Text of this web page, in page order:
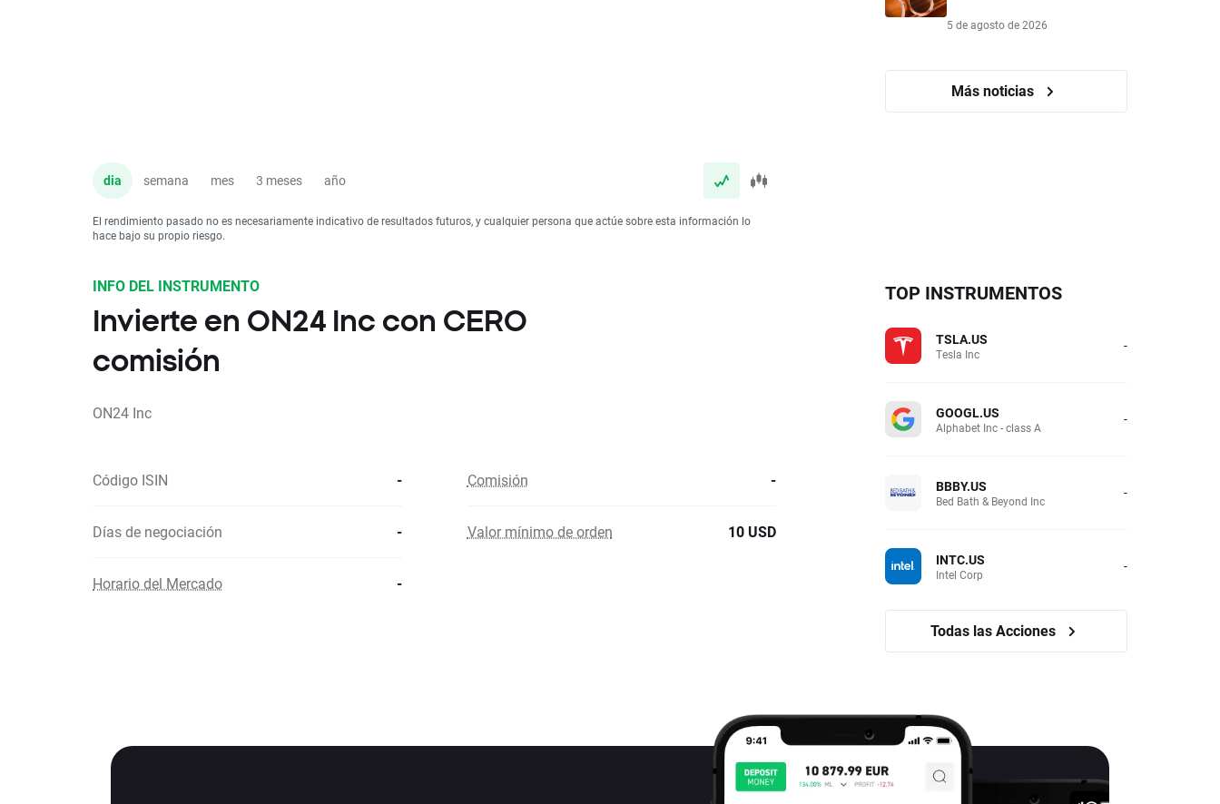
dia semana mes 3 meses año
El rendimiento pasado no es necesariamente indicativo de resultados futuros, y cualquier persona que actúe sobre esta información lo
hace bajo su propio riesgo.
5 de agosto de 2026
Más noticias
INFO DEL INSTRUMENTO
Invierte en ON24 Inc con CERO
comisión
ON24 Inc
Código ISIN - Comisión -
Días de negociación - Valor mínimo de orden 10 USD
Horario del Mercado -
TOP INSTRUMENTOS
TSLA.US
Tesla Inc -
GOOGL.US
Alphabet Inc - class A -
BBBY.US
Bed Bath & Beyond Inc -
INTC.US
Intel Corp -
Todas las Acciones